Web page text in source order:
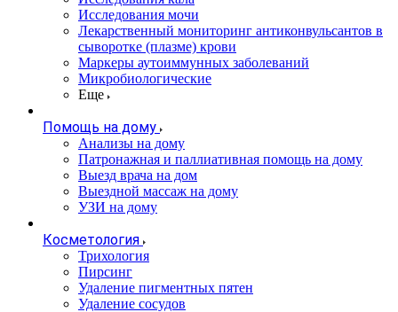
Исследования мочи
Лекарственный мониторинг антиконвульсантов в
сыворотке (плазме) крови
Маркеры аутоиммунных заболеваний
Микробиологические
Еще
Помощь на дому
Анализы на дому
Патронажная и паллиативная помощь на дому
Выезд врача на дом
Выездной массаж на дому
УЗИ на дому
Косметология
Трихология
Пирсинг
Удаление пигментных пятен
Удаление сосудов